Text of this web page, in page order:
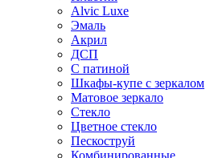
Alvic Luxe
Эмаль
Акрил
ДСП
С патиной
Шкафы-купе с зеркалом
Матовое зеркало
Стекло
Цветное стекло
Пескоструй
Комбинированные